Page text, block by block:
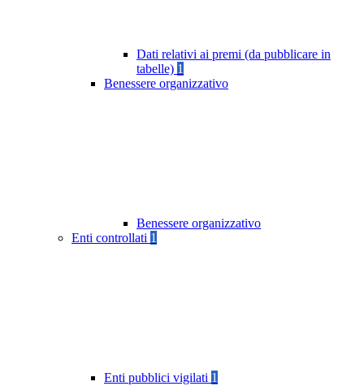
Dati relativi ai premi (da pubblicare in
tabelle) 1
Benessere organizzativo
Benessere organizzativo
Enti controllati 1
Enti pubblici vigilati 1